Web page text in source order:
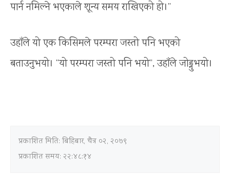
पार्न नमिल्ने भएकाले शून्य समय राखिएको हो।”
उहाँले यो एक किसिमले परम्परा जस्तो पनि भएको
बताउनुभयो। “यो परम्परा जस्तो पनि भयो”, उहाँले जोड्नुभयो।
प्रकाशित मिति: बिहिबार, चैत्र ०२, २०७९
प्रकाशित समय: २२:४८:१४